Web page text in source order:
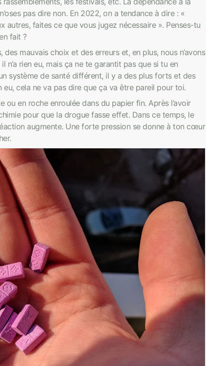
pas dire non. En 2022, on a tendance à dire : «
autres, faites ce que vous jugez nécessaire ». Penses-tu
fait ?
des mauvais choix et des erreurs et, en plus, nous n’avons
n’a rien eu, mais ça ne te garantit pas que si tu en
système de santé différent, il y a des plus forts et des
eu, cela ne va pas dire que ça va être pareil pour toi.
en roche enroulée dans du papier fin. Après l’avoir
pour que la drogue fasse effet. Dans ce temps, le
augmente. Une forte pression se donne à ton cœur